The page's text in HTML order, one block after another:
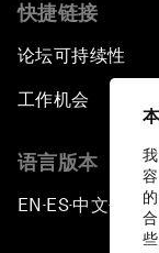
快捷链接
论坛可持续性
工作机会
语言版本
EN ▪ES▪中文▪ 日本